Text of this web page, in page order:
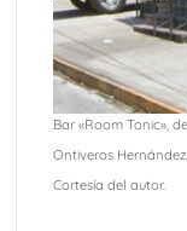
Bar «Room Tonic»,
Ontiveros
Cortesía del autor.